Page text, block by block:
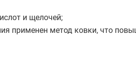
и щелочей;
применен метод ковки, что